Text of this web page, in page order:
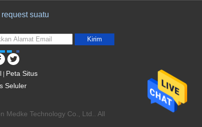
suatu
Kirim
| Peta Situs
Seluler
Medke Technology Co., Ltd.. All